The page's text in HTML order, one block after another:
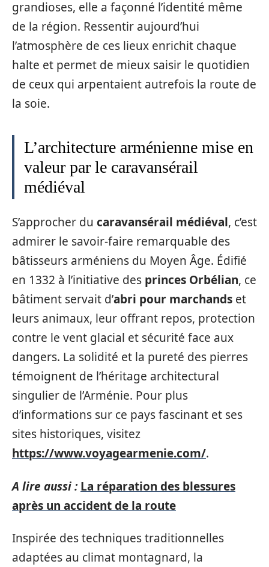
grandioses, elle a façonné l’identité même
de la région. Ressentir aujourd’hui
l’atmosphère de ces lieux enrichit chaque
halte et permet de mieux saisir le quotidien
de ceux qui arpentaient autrefois la route de
la soie.
L’architecture arménienne mise en
valeur par le caravansérail
médiéval
S’approcher du caravansérail médiéval, c’est
admirer le savoir-faire remarquable des
bâtisseurs arméniens du Moyen Âge. Édifié
en 1332 à l’initiative des princes Orbélian, ce
bâtiment servait d’abri pour marchands et
leurs animaux, leur offrant repos, protection
contre le vent glacial et sécurité face aux
dangers. La solidité et la pureté des pierres
témoignent de l’héritage architectural
singulier de l’Arménie. Pour plus
d’informations sur ce pays fascinant et ses
sites historiques, visitez
https://www.voyagearmenie.com/.
A lire aussi : La réparation des blessures
après un accident de la route
Inspirée des techniques traditionnelles
adaptées au climat montagnard, la